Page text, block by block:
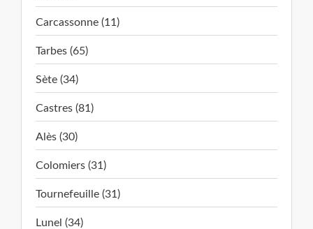
Carcassonne (11)
Tarbes (65)
Sète (34)
Castres (81)
Alès (30)
Colomiers (31)
Tournefeuille (31)
Lunel (34)